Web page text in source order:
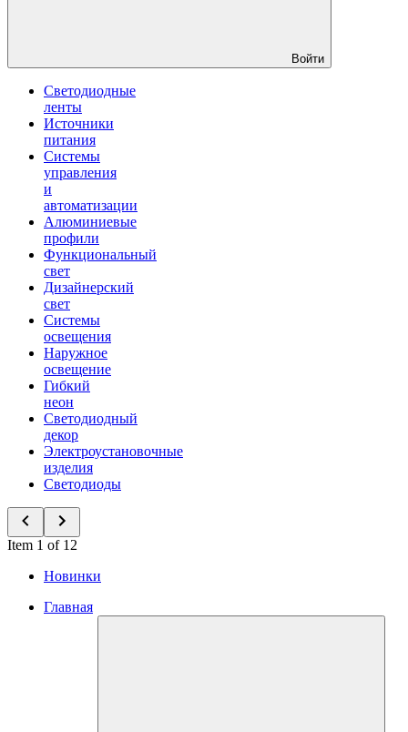
Войти
Светодиодные
ленты
Источники
питания
Системы
управления
и
автоматизации
Алюминиевые
профили
Функциональный
свет
Дизайнерский
свет
Системы
освещения
Наружное
освещение
Гибкий
неон
Светодиодный
декор
Электроустановочные
изделия
Светодиоды
Item 1 of 12
Новинки
Главная